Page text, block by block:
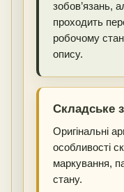
зобов’язань,
проходить
робочому
опису.
Складське
Оригінальні
особливості
маркування,
стану.